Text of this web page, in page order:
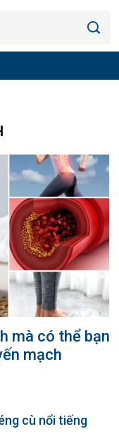
mà có thể bạn
mạch
cù nổi tiếng